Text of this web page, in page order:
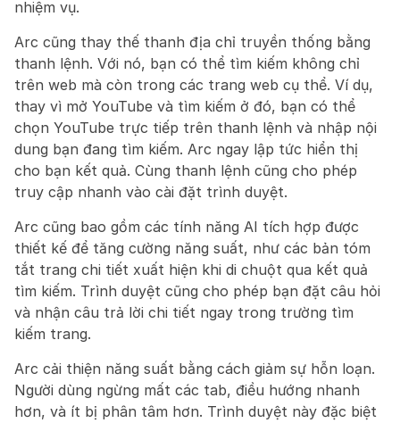
nhiệm vụ.
Arc cũng thay thế thanh địa chỉ truyền thống bằng
thanh lệnh. Với nó, bạn có thể tìm kiếm không chỉ
trên web mà còn trong các trang web cụ thể. Ví dụ,
thay vì mở YouTube và tìm kiếm ở đó, bạn có thể
chọn YouTube trực tiếp trên thanh lệnh và nhập nội
dung bạn đang tìm kiếm. Arc ngay lập tức hiển thị
cho bạn kết quả. Cùng thanh lệnh cũng cho phép
truy cập nhanh vào cài đặt trình duyệt.
Arc cũng bao gồm các tính năng AI tích hợp được
thiết kế để tăng cường năng suất, như các bản tóm
tắt trang chi tiết xuất hiện khi di chuột qua kết quả
tìm kiếm. Trình duyệt cũng cho phép bạn đặt câu hỏi
và nhận câu trả lời chi tiết ngay trong trường tìm
kiếm trang.
Arc cải thiện năng suất bằng cách giảm sự hỗn loạn.
Người dùng ngừng mất các tab, điều hướng nhanh
hơn, và ít bị phân tâm hơn. Trình duyệt này đặc biệt